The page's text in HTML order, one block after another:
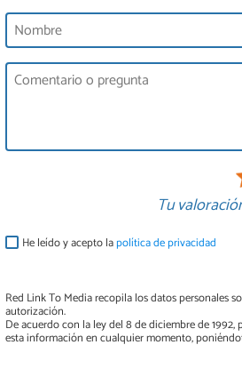
Tu
He leído y acepto lapolítica de privacidad
Red Link To Media recopila los datos personales
autorización.
De acuerdo con la ley del 8 de diciembre de
esta información en cualquier momento,